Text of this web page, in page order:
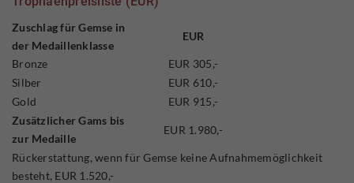
Zuschlag für Gemse in
der Medaillenklasse
EUR
Bronze
EUR 305,-
Silber
EUR 610,-
Gold
EUR 915,-
Zusätzlicher Gams bis
zur Medaille
EUR 1.980,-
Rückerstattung, wenn für Gemse keine Aufnahmemöglichkeit
besteht, EUR 1.520,-